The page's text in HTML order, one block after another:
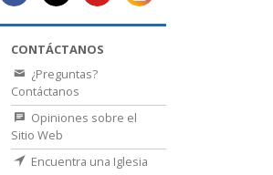
CONTÁCTANOS
¿Preguntas?
Contáctanos
Opiniones sobre el
Sitio Web
Encuentra una Iglesia